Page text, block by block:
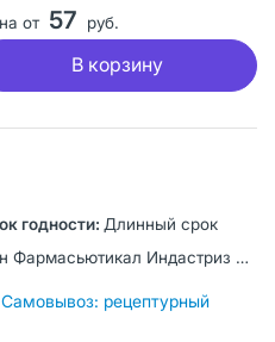
от 57 руб.
В корзину
Длинный срок
Сан Фармасьютикал Индастриз Лтд, Индия
Самовывоз: рецептурный